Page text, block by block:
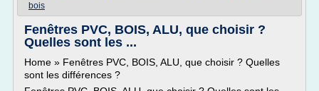
bois
Fenêtres PVC, BOIS, ALU, que choisir ?
Quelles sont les ...
Home » Fenêtres PVC, BOIS, ALU, que choisir ? Quelles
sont les différences ?